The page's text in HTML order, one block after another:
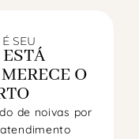
SEU
O
de noivas por